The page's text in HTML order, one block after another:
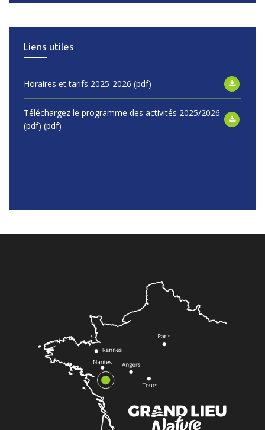
Liens utiles
Horaires et tarifs 2025-2026 (pdf)
Téléchargez le programme des activités 2025/2026
(pdf) (pdf)